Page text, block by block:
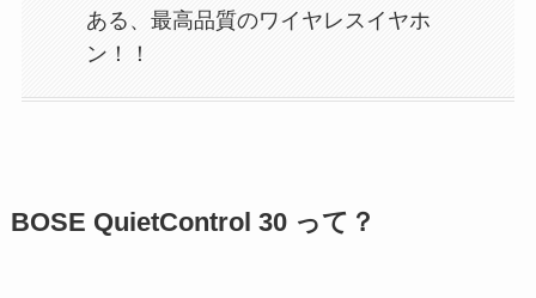
ある、最高品質のワイヤレスイヤホ
ン！！
BOSE QuietControl 30 って？